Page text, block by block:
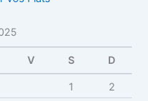
V S D
1
2